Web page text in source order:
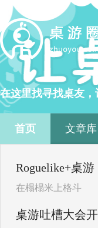
在这里找寻找桌友
首页 文章库
Roguelike+桌
在榻榻米上格斗
桌游吐槽大会开